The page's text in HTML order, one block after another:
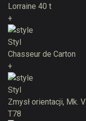
Lorraine 40 t
+
Styl
Chasseur de Carton
+
Styl
Zmysł orientacji, Mk. V
T78